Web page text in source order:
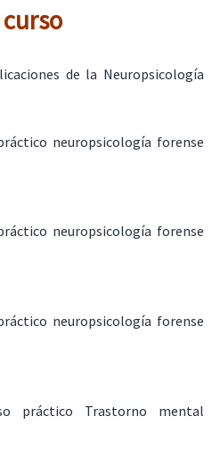
de la Neuropsicología
neuropsicología forense
neuropsicología forense
neuropsicología forense
práctico Trastorno mental